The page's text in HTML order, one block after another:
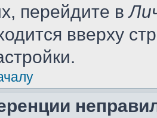
перейдите в
вверху